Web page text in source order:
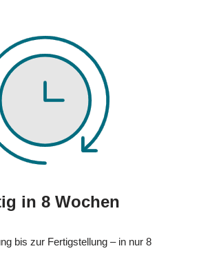
in 8 Wochen
bis zur Fertigstellung – in nur 8